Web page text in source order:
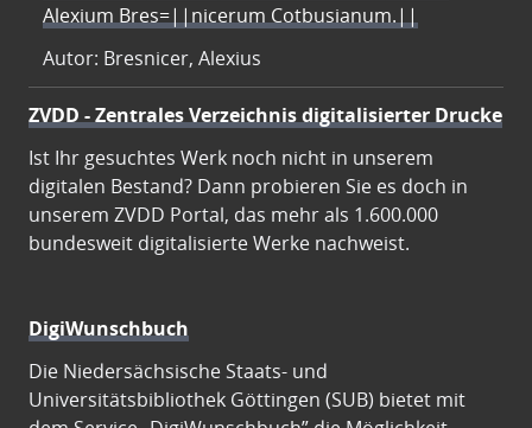
Alexium Bres=||nicerum Cotbusianum.||
Autor: Bresnicer, Alexius
ZVDD - Zentrales Verzeichnis digitalisierter Drucke
Ist Ihr gesuchtes Werk noch nicht in unserem
digitalen Bestand? Dann probieren Sie es doch in
unserem ZVDD Portal, das mehr als 1.600.000
bundesweit digitalisierte Werke nachweist.
DigiWunschbuch
Die Niedersächsische Staats- und
Universitätsbibliothek Göttingen (SUB) bietet mit